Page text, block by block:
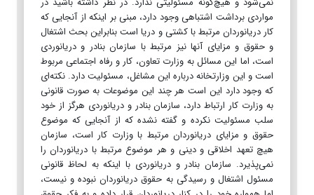
مواردی برداشت اشتباهی وجود دارد، مبنی بر اینکه از آنجایی که
کار دریانوردان مرتبط با کشتی و دریا است بنابراین بحث اشتغال
و حقوق و مزایای آنها نیز مرتبط با سازمان بنادر و دریانوردی
است، اما این مسائل به وزارت تعاون، کار و رفاه اجتماعی مربوط
است و این وزارتخانه درباره این مشاغل، مسئولیت دارد. نکته‌ای
که وجود دارد این است هر چند این موضوعات به صورت قانونی
به وزارت کار ارتباط دارد، سازمان بنادر و دریانوردی هرگز از خود
سلب مسئولیت نکرده و گفته نشده که از آنجایی که موضوع
حقوق و مزایای دریانوردان مرتبط با وزارت کار است، سازمان
هیچ تعهد اخلاقی و دینی و هر موضوع مرتبط با دریانوردان را
نمی‌پذیرد. سازمان بنادر و دریانوردی با اینکه به لحاظ قانونی
مسئول اشتغال و رسیدگی به حقوق دریانوردان نبوده و نیست،